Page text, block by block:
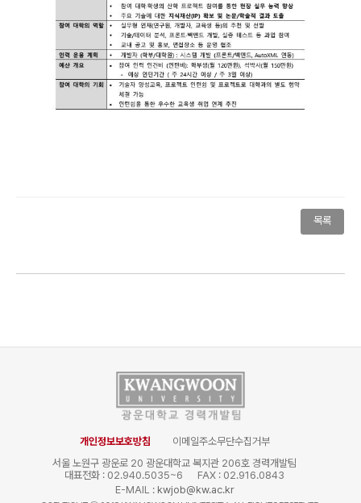
목록
개인정보보호방침
이메일주소무단수집거부
서울 노원구 광운로 20 광운대학교 복지관 206호 경력개발팀
대표전화 : 02.940.5035~6
FAX : 02.916.0843
E-MAIL : kwjob@kw.ac.kr